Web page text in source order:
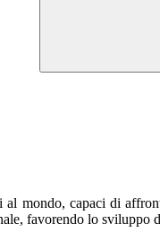
al mondo, capaci di
favorendo lo sviluppo